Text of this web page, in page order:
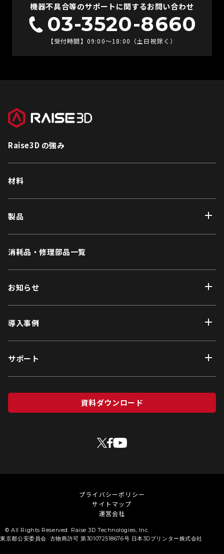
機器不具合等のサポートに関するお問い合わせ
03-3520-8660
【受付時間】09:00〜18:00（土日祝除く）
Raise3D の強み
材料
製品
消耗品・修理部品一覧
お知らせ
導入事例
サポート
資料ダウンロード
プライバシーポリシー
サイトマップ
運営会社
© All Rights Reserved. Raise 3D Technologies, Inc.
東京都公安委員会 古物商許可 第301072518676号 日本3Dプリンター株式会社